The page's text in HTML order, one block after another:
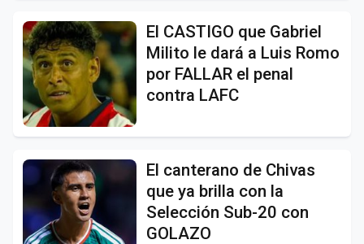
El CASTIGO que Gabriel
Milito le dará a Luis Romo
por FALLAR el penal
contra LAFC
El canterano de Chivas
que ya brilla con la
Selección Sub-20 con
GOLAZO